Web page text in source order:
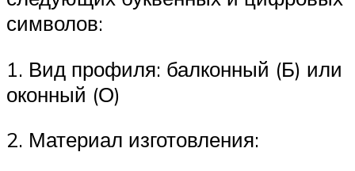
символов:
1. Вид профиля: балконный (Б) или
оконный (О)
2. Материал изготовления: